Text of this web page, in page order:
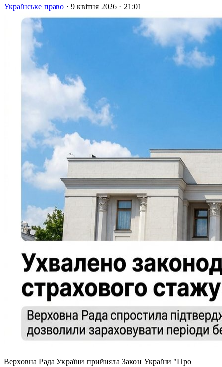
Українське право · 9 квітня 2026 · 21:01
Верховна Рада України прийняла Закон України "Про